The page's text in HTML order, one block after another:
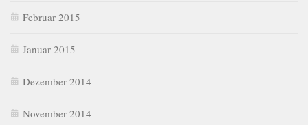
Februar 2015
Januar 2015
Dezember 2014
November 2014